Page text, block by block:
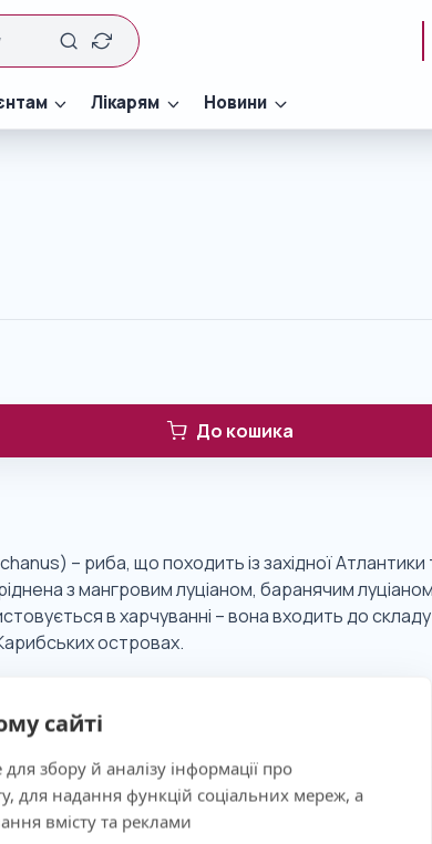
сайті
збору й аналізу інформації про
для надання функцій соціальних мереж, а
вмісту та реклами
Лікарям Новини
До кошика
– риба, що походить із західної
з мангровим луціаном, баранячим
в харчуванні – вона входить до складу
Карибських островах.